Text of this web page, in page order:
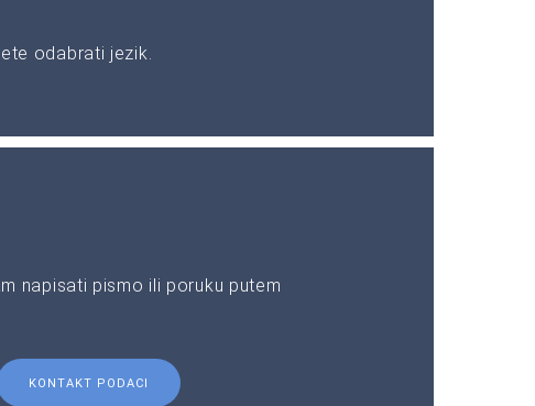
odabrati jezik.
napisati pismo ili poruku putem
KONTAKT PODACI